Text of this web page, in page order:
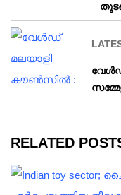
RELATED